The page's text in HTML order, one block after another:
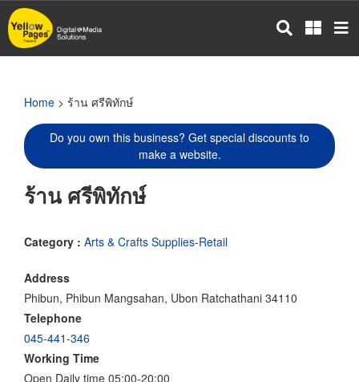
Skip
to
main
Home > ร้าน ศรีพิทักษ์
Do you own this business? Get special discounts to
make a website.
ร้าน ศรีพิทักษ์
Category : Arts & Crafts Supplies-Retail
Address
Phibun, Phibun Mangsahan, Ubon Ratchathani 34110
Telephone
045-441-346
Working Time
Open Daily time 05:00-20:00